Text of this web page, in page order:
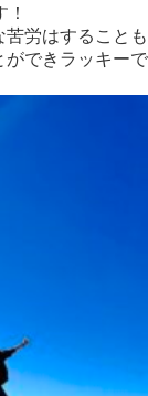
労はすることも
ができラッキーで